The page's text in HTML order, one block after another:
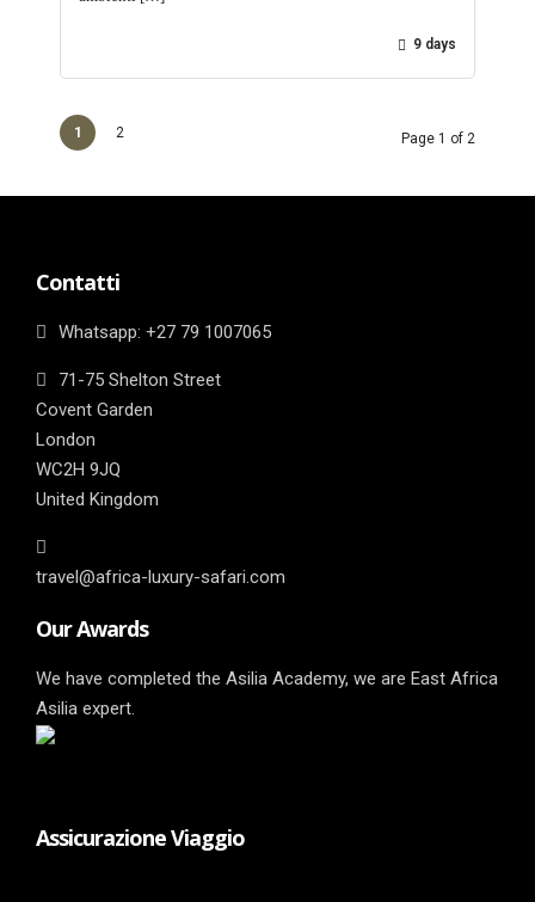
9 days
1 2 Page 1 of 2
Contatti
Whatsapp: ‎+27 79 1007065
71-75 Shelton Street
Covent Garden
London
WC2H 9JQ
United Kingdom
travel@africa-luxury-safari.com
Our Awards
We have completed the Asilia Academy, we are East Africa
Asilia expert.
Assicurazione Viaggio